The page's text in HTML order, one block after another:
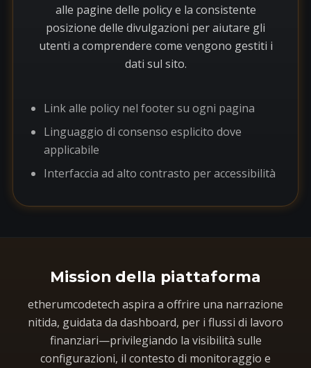
alle pagine delle policy e la consistente
posizione delle divulgazioni per aiutare gli
utenti a comprendere come vengono gestiti i
dati sul sito.
Link alle policy nel footer su ogni pagina
Linguaggio di consenso esplicito dove
applicabile
Interfaccia ad alto contrasto per accessibilità
Mission della piattaforma
etherumcodetech aspira a offrire una narrazione
nitida, guidata da dashboard, per i flussi di lavoro
finanziari—privilegiando la visibilità sulle
configurazioni, il contesto di monitoraggio e